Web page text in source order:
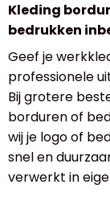
Kleding
bedrukken
Geef je
professionele
Bij grotere
borduren of
wij je logo of
snel en
verwerkt in